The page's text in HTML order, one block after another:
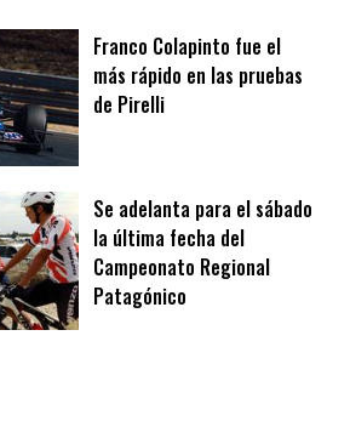
Franco Colapinto fue el
más rápido en las pruebas
de Pirelli
Se adelanta para el sábado
la última fecha del
Campeonato Regional
Patagónico